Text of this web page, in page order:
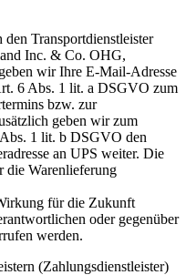
Transportdienstleister
Inc. & Co. OHG,
wir Ihre E-Mail-Adresse
6 Abs. 1 lit. a DSGVO zum
bzw. zur
geben wir zum
1 lit. b DSGVO den
an UPS weiter. Die
die Warenlieferung
für die Zukunft
oder gegenüber
werden.
(Zahlungsdienstleister)